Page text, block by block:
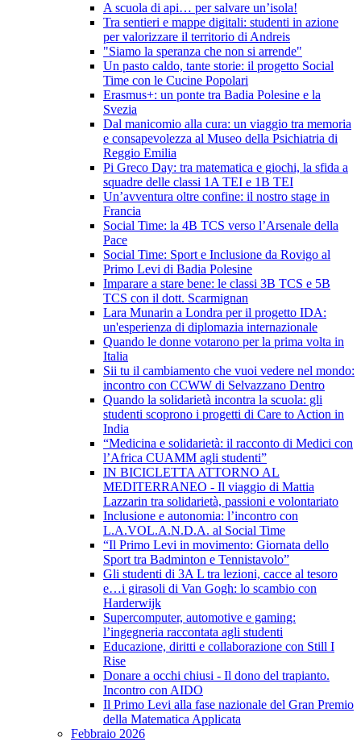
A scuola di api… per salvare un’isola!
Tra sentieri e mappe digitali: studenti in azione
per valorizzare il territorio di Andreis
"Siamo la speranza che non si arrende"
Un pasto caldo, tante storie: il progetto Social
Time con le Cucine Popolari
Erasmus+: un ponte tra Badia Polesine e la
Svezia
Dal manicomio alla cura: un viaggio tra memoria
e consapevolezza al Museo della Psichiatria di
Reggio Emilia
Pi Greco Day: tra matematica e giochi, la sfida a
squadre delle classi 1A TEI e 1B TEI
Un’avventura oltre confine: il nostro stage in
Francia
Social Time: la 4B TCS verso l’Arsenale della
Pace
Social Time: Sport e Inclusione da Rovigo al
Primo Levi di Badia Polesine
Imparare a stare bene: le classi 3B TCS e 5B
TCS con il dott. Scarmignan
Lara Munarin a Londra per il progetto IDA:
un'esperienza di diplomazia internazionale
Quando le donne votarono per la prima volta in
Italia
Sii tu il cambiamento che vuoi vedere nel mondo:
incontro con CCWW di Selvazzano Dentro
Quando la solidarietà incontra la scuola: gli
studenti scoprono i progetti di Care to Action in
India
“Medicina e solidarietà: il racconto di Medici con
l’Africa CUAMM agli studenti”
IN BICICLETTA ATTORNO AL
MEDITERRANEO - Il viaggio di Mattia
Lazzarin tra solidarietà, passioni e volontariato
Inclusione e autonomia: l’incontro con
L.A.VOL.A.N.D.A. al Social Time
“Il Primo Levi in movimento: Giornata dello
Sport tra Badminton e Tennistavolo”
Gli studenti di 3A L tra lezioni, cacce al tesoro
e…i girasoli di Van Gogh: lo scambio con
Harderwijk
Supercomputer, automotive e gaming:
l’ingegneria raccontata agli studenti
Educazione, diritti e collaborazione con Still I
Rise
Donare a occhi chiusi - Il dono del trapianto.
Incontro con AIDO
Il Primo Levi alla fase nazionale del Gran Premio
della Matematica Applicata
Febbraio 2026